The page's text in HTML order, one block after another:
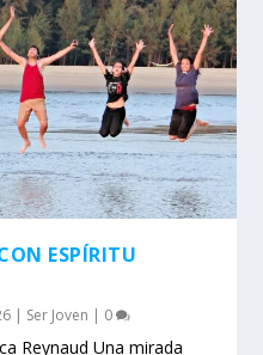
ESPÍRITU
| Ser Joven | 0
Reynaud Una mirada